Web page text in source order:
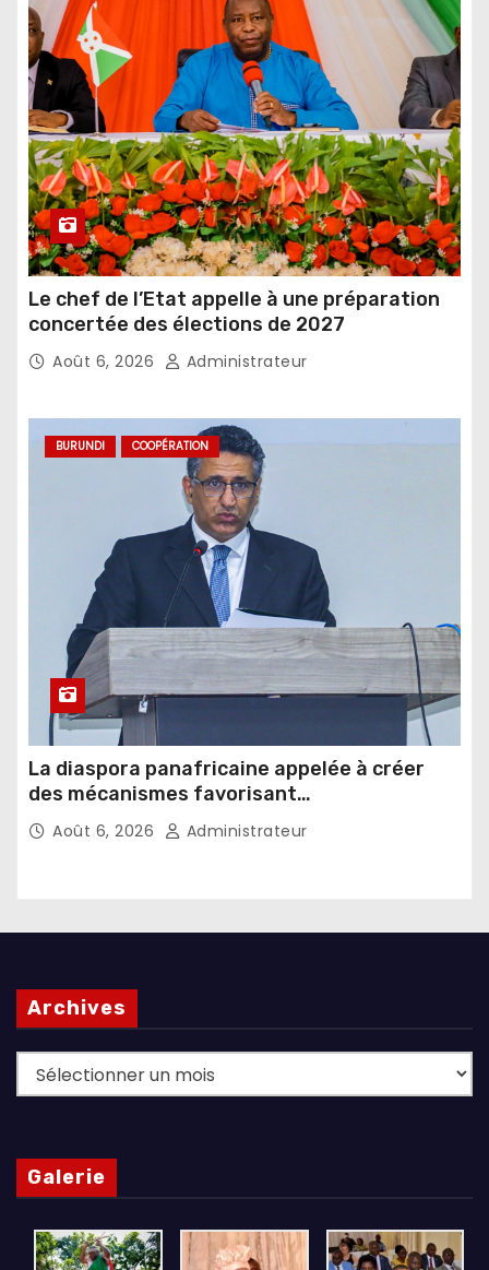
Le chef de l’Etat appelle à une préparation
concertée des élections de 2027
Août 6, 2026 Administrateur
BURUNDI COOPÉRATION
La diaspora panafricaine appelée à créer
des mécanismes favorisant
l’investissement dans les pays d’origine
Août 6, 2026 Administrateur
Archives
Archives
Galerie